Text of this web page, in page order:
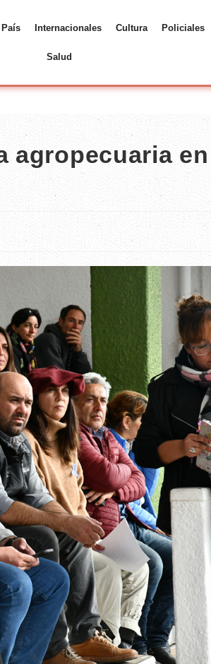
País Internacionales Cultura Policiales
Salud
agropecuaria en